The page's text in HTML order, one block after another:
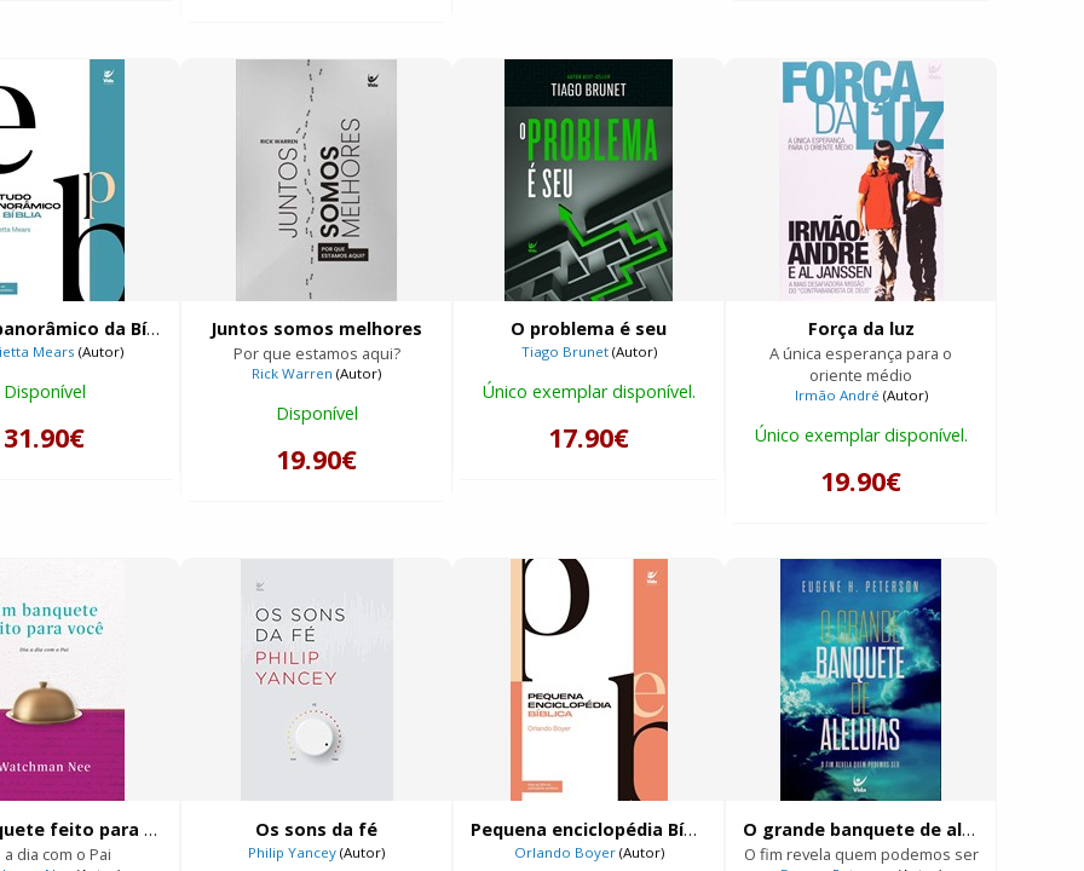
Estudo panorâmico da Bíblia
Mears (Autor)
Disponível
31.90€
Juntos somos melhores
Por que estamos aqui?
Rick Warren (Autor)
Disponível
19.90€
O problema é seu
Tiago Brunet(Autor)
Único exemplar disponível.
17.90€
Força da luz
A única esperança para o
oriente médio
Irmão André (Autor)
Único exemplar disponível.
19.90€
Um banquete feito para você
a dia com o Pai
Os sons da fé
Philip Yancey (Autor)
Pequena enciclopédia Bíblica
Orlando Boyer(Autor)
O grande banquete de aleluias
O fim revela quem podemos ser